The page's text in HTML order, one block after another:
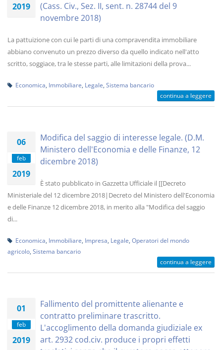
2019
(Cass. Civ., Sez. II, sent. n. 28744 del 9
novembre 2018)
La pattuizione con cui le parti di una compravendita immobiliare
abbiano convenuto un prezzo diverso da quello indicato nell'atto
scritto, soggiace, tra le stesse parti, alle limitazioni della prova...
Economica Immobiliare Legale Sistema bancario
continua a leggere
06
feb
2019
Modifica del saggio di interesse legale. (D.M.
Ministero dell'Economia e delle Finanze, 12
dicembre 2018)
È stato pubblicato in Gazzetta Ufficiale il [[Decreto
Ministeriale del 12 dicembre 2018|Decreto del Ministero dell'Economia
e delle Finanze 12 dicembre 2018, in merito alla "Modifica del saggio
di...
Economica Immobiliare Impresa Legale Operatori del mondo
agricolo Sistema bancario
continua a leggere
01
feb
2019
Fallimento del promittente alienante e
contratto preliminare trascritto.
L'accoglimento della domanda giudiziale ex
art. 2932 cod.civ. produce i propri effetti